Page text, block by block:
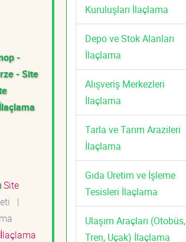
-
- Site
Site
|
Kuruluşları İlaçlama
Depo ve Stok Alanları
İlaçlama
Alışveriş Merkezleri
İlaçlama
Tarla ve Tarım Arazileri
İlaçlama
Gıda Üretim ve İşleme
Tesisleri İlaçlama
Ulaşım Araçları (Otobüs,
Tren, Uçak) İlaçlama